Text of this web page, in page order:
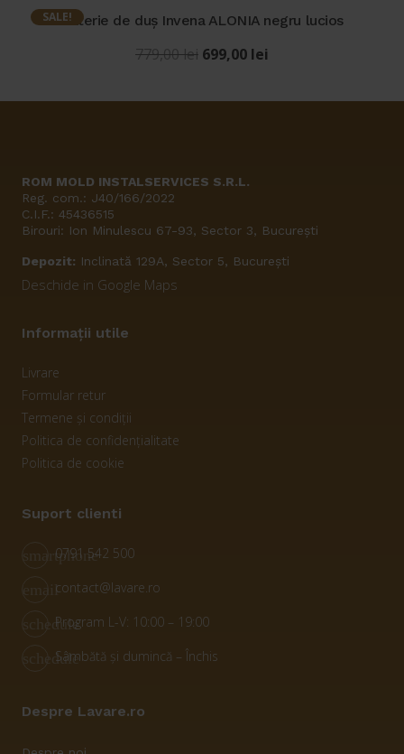
fost:
719,00 lei.
SALE!Baterie de duș Invena ALONIA negru lucios
779,00lei Prețul
a
699,00 lei
este:
ROM MOLD INSTALSERVICES S.R.L.
Reg. com.: J40/166/2022
C.I.F.: 45436515
Birouri: Ion Minulescu 67-93, Sector 3, București
Depozit: Inclinată 129A, Sector 5, București
Deschide in Google Maps
Informații utile
Livrare
Formular retur
Termene și condiții
Politica de confidențialitate
Politica de cookie
Suport clienti
smartphone
0791 542 500
emailcontact@lavare.ro
scheduleProgram L-V: 10:00 – 19:00
scheduleSâmbătă și dumincă – Închis
Despre Lavare.ro